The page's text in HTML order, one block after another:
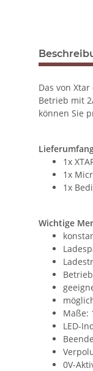
Das von
Betrieb mit
können Sie
1x
1x
1x
Wichtige
Maße:
LED-
0V-